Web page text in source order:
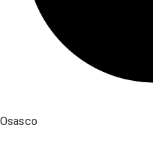
Osasco